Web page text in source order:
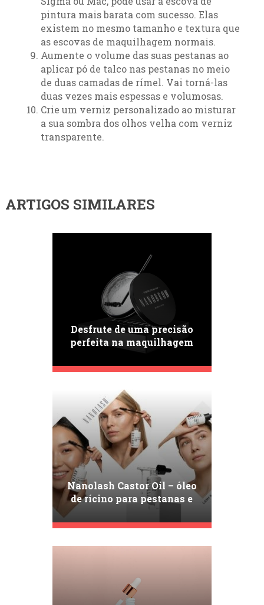
pintura mais barata com sucesso. Elas
existem no mesmo tamanho e textura que
as escovas de maquilhagem normais.
Aumente o volume das suas pestanas ao
aplicar pó de talco nas pestanas no meio
de duas camadas de rímel. Vai torná-las
duas vezes mais espessas e volumosas.
Crie um verniz personalizado ao misturar
a sua sombra dos olhos velha com verniz
transparente.
ARTIGOS SIMILARES
Desfrute de uma precisão
perfeita na maquilhagem
Nanobrow Eyebrow Styling
Nanolash Castor Oil – óleo
de rícino para pestanas e
sobrancelhas nos cuidados
de beleza modernos